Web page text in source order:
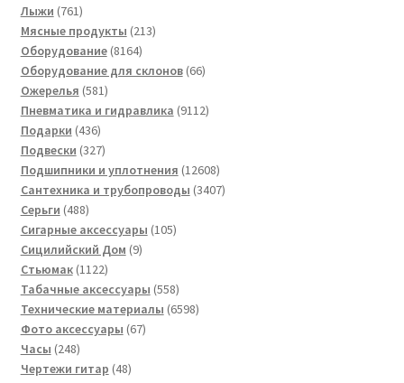
Лыжи 761761
товар
Мясные продукты 213213
Оборудование 81648164
товара
Оборудование для склонов 6666
Ожерелья 581581
товар
Пневматика и гидравлика 91129112
Подарки 436436
товаров
Подвески 327327
товаров
Подшипники и уплотнения 1260812608
товаров
Сантехника и трубопроводы 34073407
Серьги 488488
товаров
Сигарные аксессуары 105105
Сицилийский Дом 99
Стьюмак 11221122
товара
Табачные аксессуары 558558
товаров
Технические материалы 65986598
Фото аксессуары 6767
Часы 248248
товаров
Чертежи гитар 4848